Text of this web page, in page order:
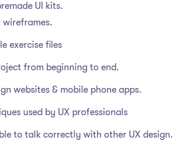
UI kits.
wireframes.
exercise files
from beginning to end.
websites & mobile phone apps.
used by UX professionals
to talk correctly with other UX design.